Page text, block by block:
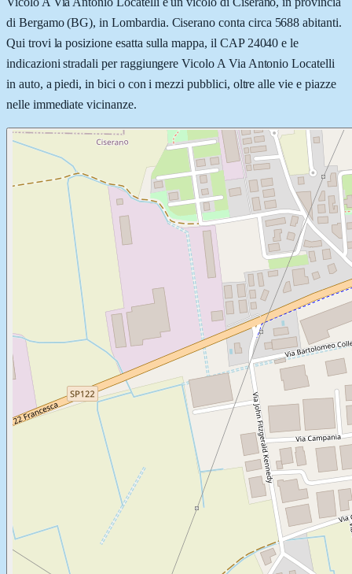
di Bergamo (BG), in Lombardia. Ciserano conta circa 5688 abitanti.
Qui trovi la posizione esatta sulla mappa, il CAP 24040 e le
indicazioni stradali per raggiungere Vicolo A Via Antonio Locatelli
in auto, a piedi, in bici o con i mezzi pubblici, oltre alle vie e piazze
nelle immediate vicinanze.